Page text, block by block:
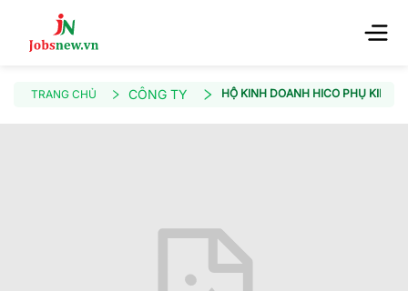
TRANG CHỦ CÔNG TY HỘ KINH DOANH HICO PHỤ KIỆN